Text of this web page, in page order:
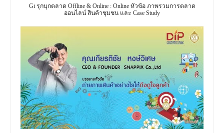
Gi รุกบุกตลาด Offline & Online : Online หัวข้อ ภาพรวมการตลาด
ออนไลน์ สินค้าชุมชน และ Case Study